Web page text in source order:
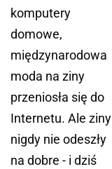
komputery
domowe,
międzynarodowa
moda na ziny
przeniosła się do
Internetu. Ale ziny
nigdy nie odeszły
na dobre - i dziś